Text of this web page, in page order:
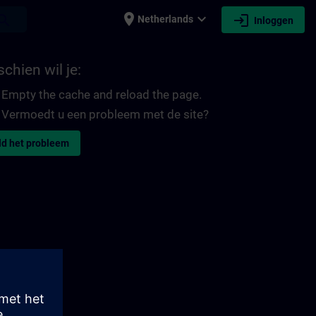
place Netherlands expand_more login Inloggen
wil je:
Empty the cache and reload the page.
Vermoedt u een probleem met de site?
het probleem